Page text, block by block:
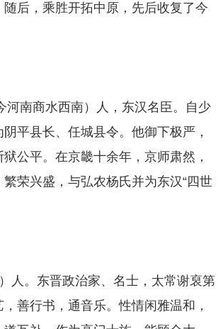
后，乘胜开拓中原，先后收复了今
南商水西南）人，东汉名臣。自少
平县长、任城县令。他御下极严，
公平。在京畿十余年，京师肃然，
荣兴盛，与弘农杨氏并为东汉“四世
人。东晋政治家、名士，太常谢裒第
善行书，通音乐。性情闲雅温和，